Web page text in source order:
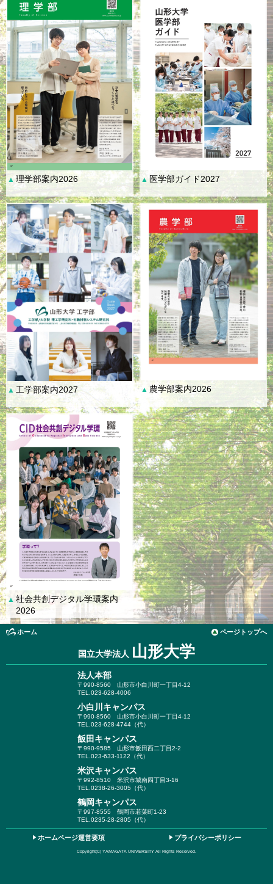
▲理学部案内2026 ▲ 医学部ガイド2027
▲ 工学部案内2027 ▲ 農学部案内2026
▲ 社会共創デジタル学環案内
2026
ホーム ページトップへ
国立大学法人 山形大学
法人本部
〒990-8560 山形市小白川町一丁目4-12
TEL.023-628-4006
小白川キャンパス
〒990-8560 山形市小白川町一丁目4-12
TEL.023-628-4744（代）
飯田キャンパス
〒990-9585 山形市飯田西二丁目2-2
TEL.023-633-1122（代）
米沢キャンパス
〒992-8510 米沢市城南四丁目3-16
TEL.0238-26-3005（代）
鶴岡キャンパス
〒997-8555 鶴岡市若葉町1-23
TEL.0235-28-2805（代）
ホームページ運営要項 プライバシーポリシー
Copyright(C) YAMAGATA UNIVERSITY All Rights Reserved.